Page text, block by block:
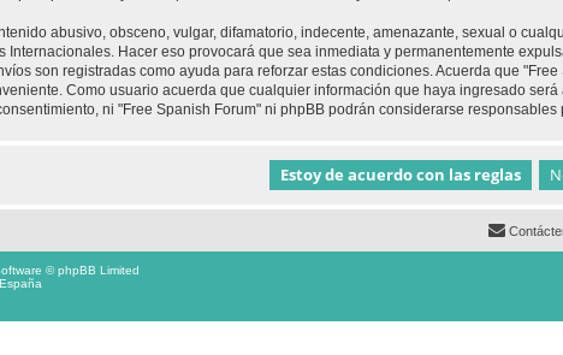
abusivo, obsceno, vulgar, difamatorio, indecente, amenazante, sexual o
Internacionales. Hacer eso provocará que sea inmediata y permanentemente
son registradas como ayuda para reforzar estas condiciones. Acuerda que
Como usuario acuerda que cualquier información que haya ingresado
ni "Free Spanish Forum" ni phpBB podrán considerarse
© phpBB Limited